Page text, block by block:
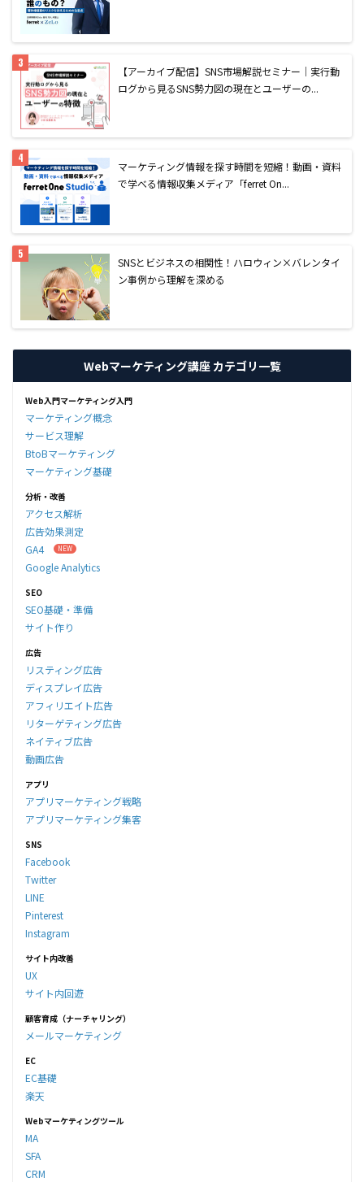
【アーカイブ配信】SNS市場解説セミナー｜実行動
ログから見るSNS勢力図の現在とユーザーの...
マーケティング情報を探す時間を短縮！動画・資料
で学べる情報収集メディア「ferret On...
SNSとビジネスの相関性！ハロウィン×バレンタイ
ン事例から理解を深める
Webマーケティング講座 カテゴリ一覧
Web入門マーケティング入門
マーケティング概念
サービス理解
BtoBマーケティング
マーケティング基礎
分析・改善
アクセス解析
広告効果測定
GA4
Google Analytics
SEO
SEO基礎・準備
サイト作り
広告
リスティング広告
ディスプレイ広告
アフィリエイト広告
リターゲティング広告
ネイティブ広告
動画広告
アプリ
アプリマーケティング戦略
アプリマーケティング集客
SNS
Facebook
Twitter
LINE
Pinterest
Instagram
サイト内改善
UX
サイト内回遊
顧客育成（ナーチャリング）
メールマーケティング
EC
EC基礎
楽天
Webマーケティングツール
MA
SFA
CRM